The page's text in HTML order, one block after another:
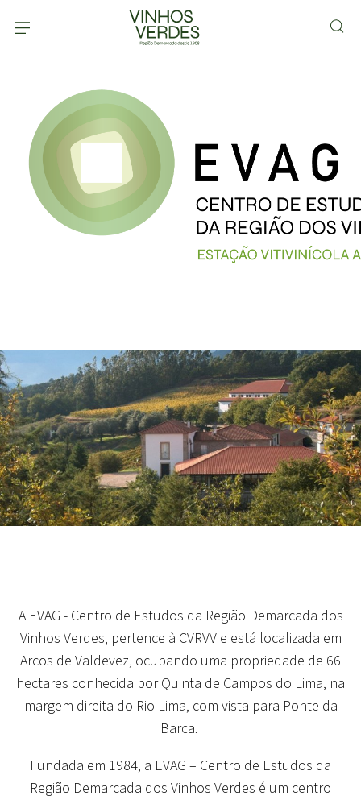
A EVAG - Centro de Estudos da Região Demarcada dos
Vinhos Verdes, pertence à CVRVV e está localizada em
Arcos de Valdevez, ocupando uma propriedade de 66
hectares conhecida por Quinta de Campos do Lima, na
margem direita do Rio Lima, com vista para Ponte da
Barca.
Fundada em 1984, a EVAG – Centro de Estudos da
Região Demarcada dos Vinhos Verdes é um centro